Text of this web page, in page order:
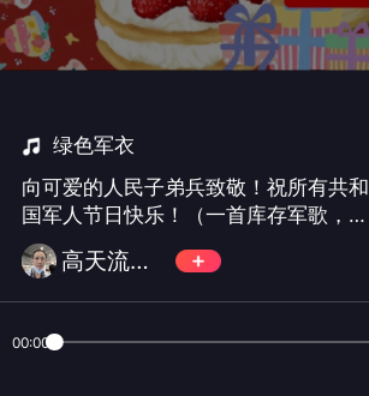
绿色军衣
向可爱的人民子弟兵致敬！祝所有共和
国军人节日快乐！（一首库存军歌，欢
迎朋友们绿色听歌，礼多不还啊！）
高天流云（9595）
00:00